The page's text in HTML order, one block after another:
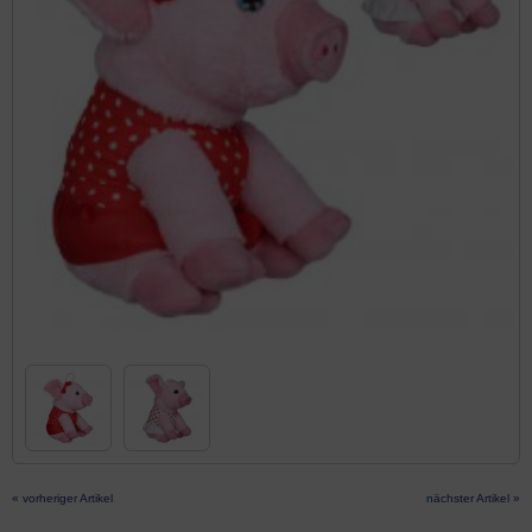
« vorheriger Artikel nächster Artikel »